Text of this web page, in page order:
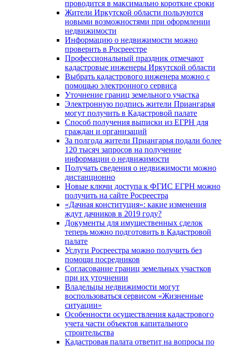
проводится в максимально короткие сроки
Жители Иркутской области пользуются
новыми возможностями при оформлении
недвижимости
Информацию о недвижимости можно
проверить в Росреестре
Профессиональный праздник отмечают
кадастровые инженеры Иркутской области
Выбрать кадастрового инженера можно с
помощью электронного сервиса
Уточнение границ земельного участка
Электронную подпись жители Приангарья
могут получить в Кадастровой палате
Способ получения выписки из ЕГРН для
граждан и организаций
За полгода жители Приангарья подали более
120 тысяч запросов на получение
информации о недвижимости
Получать сведения о недвижимости можно
дистанционно
Новые ключи доступа к ФГИС ЕГРН можно
получить на сайте Росреестра
«Дачная конституция»: какие изменения
ждут дачников в 2019 году?
Документы для имущественных сделок
теперь можно подготовить в Кадастровой
палате
Услуги Росреестра можно получить без
помощи посредников
Согласование границ земельных участков
при их уточнении
Владельцы недвижимости могут
воспользоваться сервисом «Жизненные
ситуации»
Особенности осуществления кадастрового
учета части объектов капитального
строительства
Кадастровая палата ответит на вопросы по